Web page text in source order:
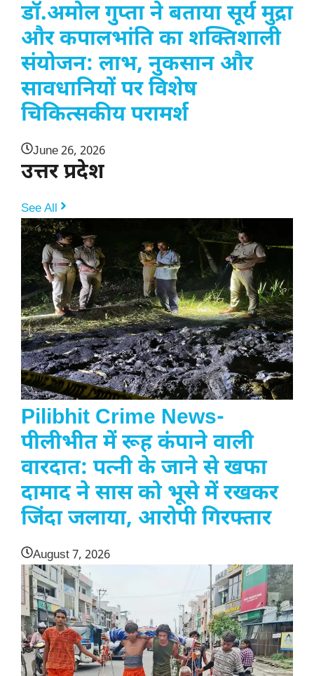
डॉ.अमोल गुप्ता ने बताया सूर्य मुद्रा
और कपालभांति का शक्तिशाली
संयोजन: लाभ, नुकसान और
सावधानियों पर विशेष
चिकित्सकीय परामर्श
June 26, 2026
उत्तर प्रदेश
See All
Pilibhit Crime News-
पीलीभीत में रूह कंपाने वाली
वारदात: पत्नी के जाने से खफा
दामाद ने सास को भूसे में रखकर
जिंदा जलाया, आरोपी गिरफ्तार
August 7, 2026